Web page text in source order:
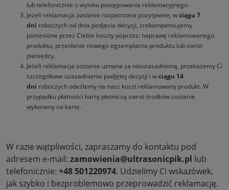
lub telefonicznie o wyniku postępowania reklamacyjnego.
Jeżeli reklamacja zostanie rozpatrzona pozytywnie, wciągu 7
dni roboczych od dnia podjęcia decyzji, zrekompensujemy
poniesione przez Ciebie koszty poprzez: naprawę reklamowanego
produktu, przesłanie nowego egzemplarza produktu lub zwrot
pieniędzy.
Jeżeli reklamacja zostanie uznana za nieuzasadnioną, przekażemy Ci
szczegółowe uzasadnienie podjętej decyzji i wciągu 14
dni roboczych odeślemy na nasz koszt reklamowany produkt. W
przypadku płatności kartą płatniczą zwrot środków zostanie
wykonany na kartę.
W razie wątpliwości, zapraszamy do kontaktu pod
adresem e-mail: zamowienia@ultrasonicpik.pl lub
telefonicznie: +48 501220974. Udzielimy Ci wskazówek,
jak szybko i bezproblemowo przeprowadzić reklamację.